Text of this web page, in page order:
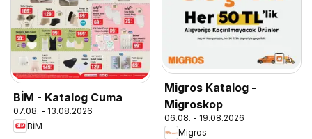
BİM - Katalog Cuma
07.08. - 13.08.2026
BİM
Migros Katalog -
Migroskop
06.08. - 19.08.2026
Migros